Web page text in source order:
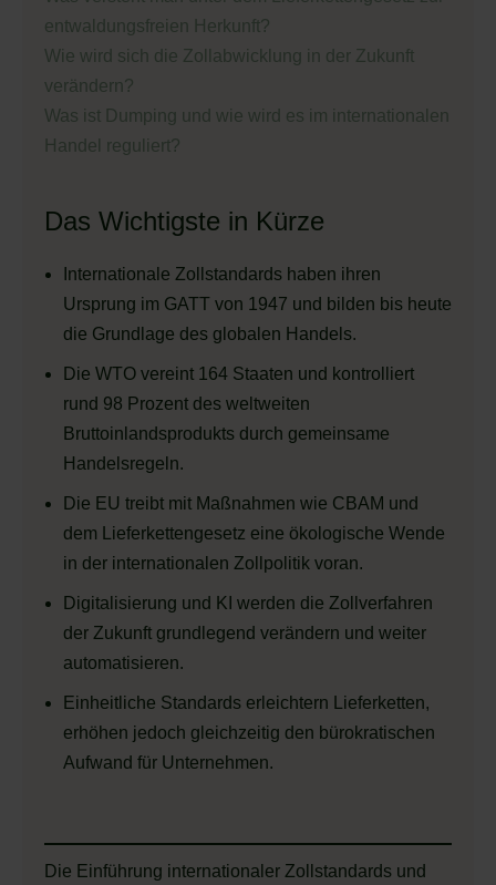
entwaldungsfreien Herkunft?
Wie wird sich die Zollabwicklung in der Zukunft
verändern?
Was ist Dumping und wie wird es im internationalen
Handel reguliert?
Das Wichtigste in Kürze
Internationale Zollstandards haben ihren
Ursprung im GATT von 1947 und bilden bis heute
die Grundlage des globalen Handels.
Die WTO vereint 164 Staaten und kontrolliert
rund 98 Prozent des weltweiten
Bruttoinlandsprodukts durch gemeinsame
Handelsregeln.
Die EU treibt mit Maßnahmen wie CBAM und
dem Lieferkettengesetz eine ökologische Wende
in der internationalen Zollpolitik voran.
Digitalisierung und KI werden die Zollverfahren
der Zukunft grundlegend verändern und weiter
automatisieren.
Einheitliche Standards erleichtern Lieferketten,
erhöhen jedoch gleichzeitig den bürokratischen
Aufwand für Unternehmen.
Die Einführung internationaler Zollstandards und